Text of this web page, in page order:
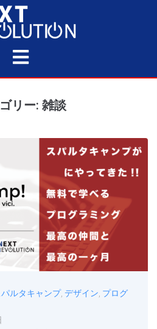
リー: 雑談
パルタキャンプ, デザイン, プログ